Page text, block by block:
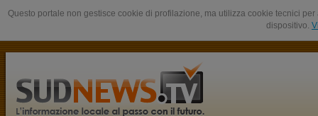
Questo portale non gestisce cookie di profilazione, ma utilizza cookie tecnici
dispositivo.